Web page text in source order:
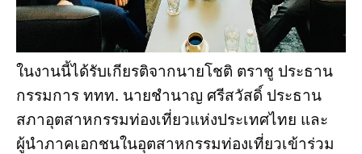
ในงานนี้ได้รับเกียรติจากนายโชติ ตราชู ประธาน
กรรมการ ททท. นายชำนาญ ศรีสวัสดิ์ ประธาน
สภาอุตสาหกรรมท่องเที่ยวแห่งประเทศไทย และ
ผู้นำภาคเอกชนในอุตสาหกรรมท่องเที่ยวเข้าร่วม